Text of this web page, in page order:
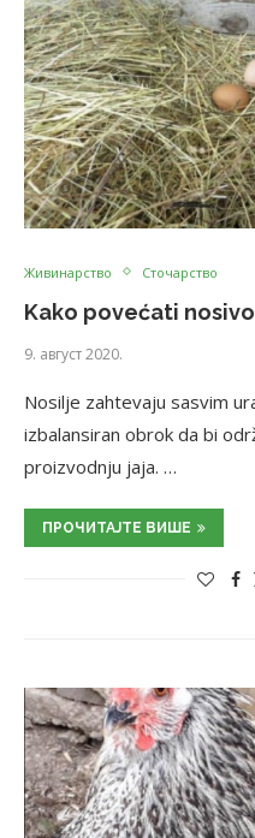
Живинарство Сточарство
Kako povećati
9. август 2020.
Nosilje zahtevaju sasvim
izbalansiran obrok da bi
proizvodnju jaja. …
ПРОЧИТАЈТЕ ВИШЕ